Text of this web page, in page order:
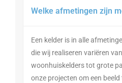
Welke afmetingen zijn
Een kelder is in alle
die wij realiseren variëren
woonhuiskelders tot grote
onze projecten om een